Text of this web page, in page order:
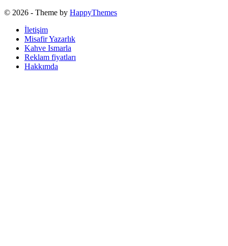
© 2026 - Theme by HappyThemes
İletişim
Misafir Yazarlık
Kahve Ismarla
Reklam fiyatları
Hakkımda